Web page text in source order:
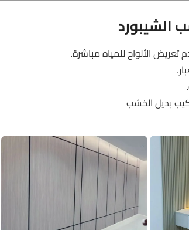
الشيبورد
الألواح للمياه مباشرة.
بديل الخشب